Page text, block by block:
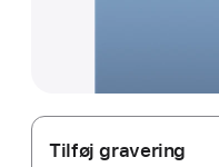
Tilføj gravering